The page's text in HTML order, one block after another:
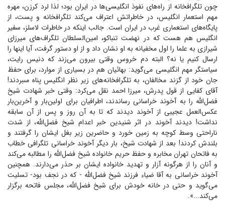
چون تلگرافخانه از راه‌های نفوذ انگلیسی‌ها در ایران بود؛ لذا لرد کرزن، مهره
مهم استعمار انگلیس، در خاطراتش اعتراف می‌کند تلگرافخانه و پست، از
پایگاه‌های استعماری غرب در ایران است. جالب اینکه در خاطرات لاسلز، سفیر
انگلیس هم هست که در نهضت تنباکو، امین‌السلطان تلگراف‌های میرزای
شیرازی به علما را اول مخفیانه به او نشان داد و از او دستور گرفت، آیا اینها را
ارسال کنیم یا نه؟ البته دم خروس وقتی بیرون می‌زند که دنیس رایت،
سیاستگر مهم انگلیسى می‌گوید: بهائیان هم در بسیارى از موارد، براى حفظ
جان خود از گزند مخالفان، به تلگرافخانه‌هاى زیر نظر انگلیس پناه مى‏بردند!
آقای کفایی از قول پدرش، میرزا احمد نقل می‌کرد: وقتی خبر شهادت شیخ
فضل‌الله را به آخوند خراسانی رساندند، اطرافیان برای اولین‌بار و آخرین‌بار
عکس‌العمل عجیبی از آخوند دیدند که تا به آن روز و پس از آن سابقه
نداشت! دیدند آخوند در اثر شنیدین خبر اعدام شیخ فضل‌الله، از شدت
ناراحتی وسط کوچه به زمین خورد و حاضرین زیر بغل ایشان را گرفتند و
بلندش کردند! بعد از شهادت شیخ، بار دیگر آخوند خراسانی تلگرافی خطاب
به فاتحان تهران مخابره و حفظ حریم خانواده شیخ فضل‌الله را مطالبه می‌کند
و آنان را از هرگونه آزار و تهدید خانواده ایشان بر حذر می‌دارند. همچنین
آخوند خراسانی به آقا ضیاء فرزند شیخ فضل‌الله - که در نجف بود- تسلیت
می‌گوید و حتی در خانه خودش برای شیخ فضل‌الله، مجلس فاتحه برگزار
می‌کند...».